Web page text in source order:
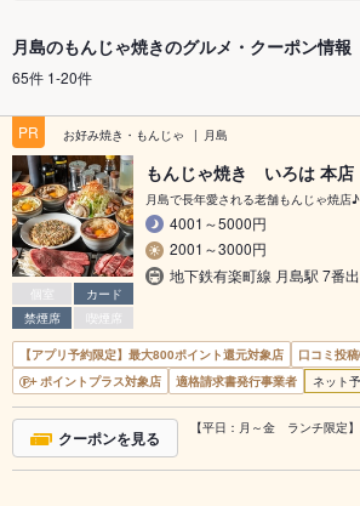
月島のもんじゃ焼きのグルメ・クーポン情報
65件 1-20件
PR お好み焼き・もんじゃ 月島
個室
カード
禁煙席
喫煙席
もんじゃ焼き いろは 本店
月島で長年愛される老舗もんじゃ焼店♪
4001～5000円
2001～3000円
地下鉄有楽町線 月島駅 7番
【アプリ予約限定】最大800ポイント還元対象店
口コミ投
ポイントプラス対象店
適格請求書発行事業者 ネット
クーポンを見る 【平日：月～金 ランチ限定